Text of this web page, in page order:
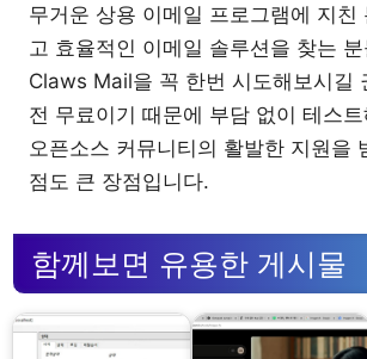
무거운 상용 이메일 프로그램에 지친
고 효율적인 이메일 솔루션을 찾는
Claws Mail을 꼭 한번 시도해보시길
전 무료이기 때문에 부담 없이 테스
오픈소스 커뮤니티의 활발한 지원을
점도 큰 장점입니다.
함께보면 유용한 게시물